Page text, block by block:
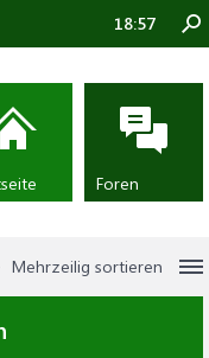
Mehrzeilig sortieren
18:57
Foren